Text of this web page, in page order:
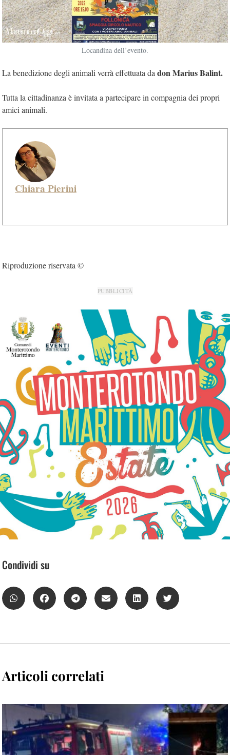
Locandina dell’evento.
La benedizione degli animali verrà effettuata dadon Marius Balint.
Tutta la cittadinanza è invitata a partecipare in compagnia dei propri
amici animali.
Chiara Pierini
Riproduzione riservata ©
PUBBLICITÀ
Condividi su
Articoli correlati